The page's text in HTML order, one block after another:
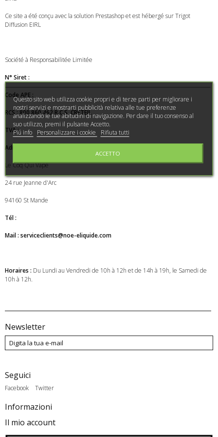
Ce site a été conçu avec la solution Prestashop et est hébergé surTrigot
Diffusion EIRL
Société à Responsabilitée Limitée
N° Siret :
Code APE :
RCS : 800 860 462 R.C.S. CRETEIL
TVA :
Adresse du siège social:
Le Coq Qui Vape
24 rue Jeanne d'Arc
94160 St Mande
Tél :
Mail : serviceclients@noe-eliquide.com
Horaires : Du Lundi au Vendredi de 10h à 12h et de 14h à 19h, le Samedi de
10h à 12h.
Newsletter
Seguici
Facebook Twitter
Informazioni
Il mio account
Questo sito web utilizza cookie propri e di terze parti per migliorare i
nostri servizi e mostrarti pubblicità relativa alle tue preferenze
analizzando le tue abitudini di navigazione. Per dare il tuo consenso al
suo utilizzo, premi il pulsante Accetto.
Piú info
Personalizzare i cookie Rifiuta tutti
ACCETTO